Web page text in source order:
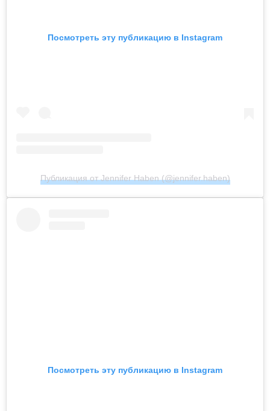
Посмотреть эту публикацию в Instagram
Публикация от Jennifer Haben (@jennifer.haben)
Посмотреть эту публикацию в Instagram